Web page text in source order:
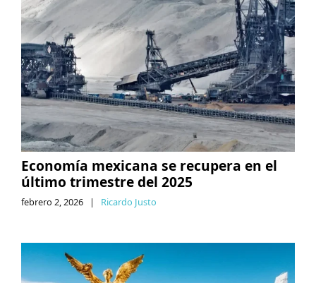
Economía mexicana se recupera en el
último trimestre del 2025
febrero 2, 2026 | Ricardo Justo